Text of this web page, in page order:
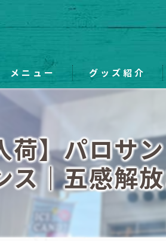
メニュー グッズ紹介
荷】パロサ
ス｜五感解